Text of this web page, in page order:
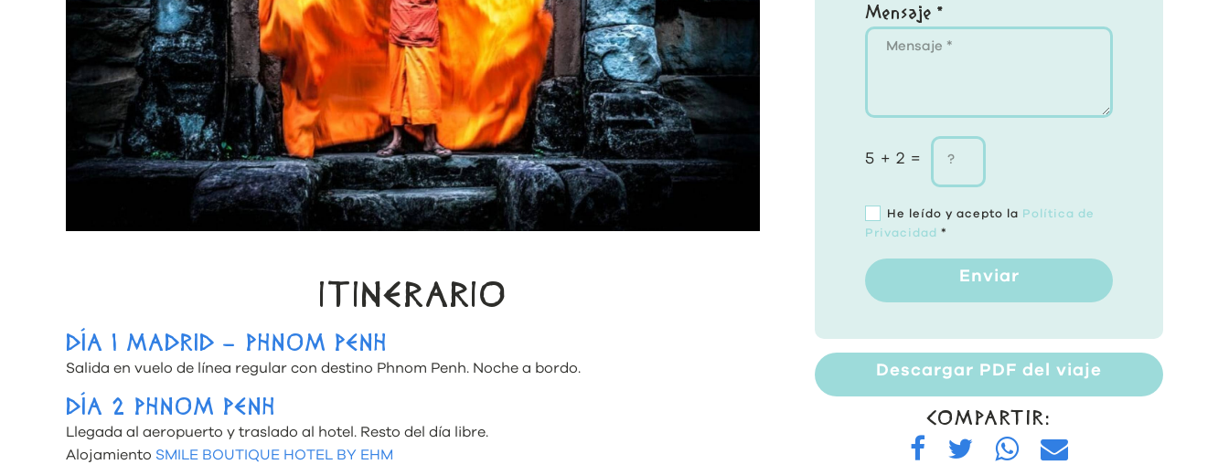
ITINERARIO
DÍA 1 MADRID – PHNOM PENH
Salida en vuelo de línea regular con destino Phnom Penh. Noche a bordo.
DÍA 2 PHNOM PENH
Llegada al aeropuerto y traslado al hotel. Resto del día libre.
Alojamiento SMILE BOUTIQUE HOTEL BY EHM
Mensaje *
5 + 2 =
He leído y acepto la Política de
Privacidad *
Enviar
Descargar PDF del viaje
COMPARTIR: